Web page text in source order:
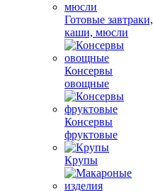
Готовые завтраки,
каши, мюсли
Консервы
овощные
Консервы
фруктовые
Крупы